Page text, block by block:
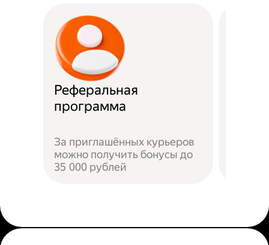
Реферальная
программа
За приглашённых курьеров
можно получить бонусы до
35 000 рублей